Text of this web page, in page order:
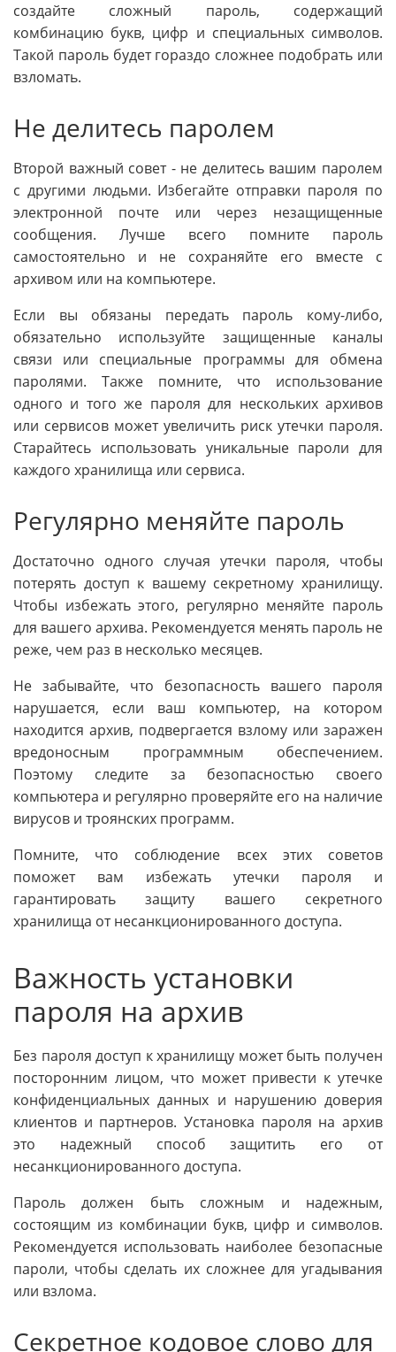
создайте сложный пароль, содержащий
комбинацию букв, цифр и специальных символов.
Такой пароль будет гораздо сложнее подобрать или
взломать.
Не делитесь паролем
Второй важный совет - не делитесь вашим паролем
с другими людьми. Избегайте отправки пароля по
электронной почте или через незащищенные
сообщения. Лучше всего помните пароль
самостоятельно и не сохраняйте его вместе с
архивом или на компьютере.
Если вы обязаны передать пароль кому-либо,
обязательно используйте защищенные каналы
связи или специальные программы для обмена
паролями. Также помните, что использование
одного и того же пароля для нескольких архивов
или сервисов может увеличить риск утечки пароля.
Старайтесь использовать уникальные пароли для
каждого хранилища или сервиса.
Регулярно меняйте пароль
Достаточно одного случая утечки пароля, чтобы
потерять доступ к вашему секретному хранилищу.
Чтобы избежать этого, регулярно меняйте пароль
для вашего архива. Рекомендуется менять пароль не
реже, чем раз в несколько месяцев.
Не забывайте, что безопасность вашего пароля
нарушается, если ваш компьютер, на котором
находится архив, подвергается взлому или заражен
вредоносным программным обеспечением.
Поэтому следите за безопасностью своего
компьютера и регулярно проверяйте его на наличие
вирусов и троянских программ.
Помните, что соблюдение всех этих советов
поможет вам избежать утечки пароля и
гарантировать защиту вашего секретного
хранилища от несанкционированного доступа.
Важность установки
пароля на архив
Без пароля доступ к хранилищу может быть получен
посторонним лицом, что может привести к утечке
конфиденциальных данных и нарушению доверия
клиентов и партнеров. Установка пароля на архив
это надежный способ защитить его от
несанкционированного доступа.
Пароль должен быть сложным и надежным,
состоящим из комбинации букв, цифр и символов.
Рекомендуется использовать наиболее безопасные
пароли, чтобы сделать их сложнее для угадывания
или взлома.
Секретное кодовое слово для